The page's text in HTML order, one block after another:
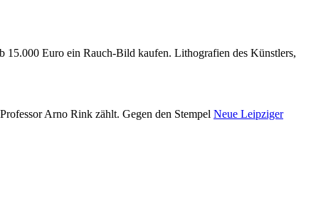
15.000 Euro ein Rauch-Bild kaufen. Lithografien des Künstlers,
Arno Rink zählt. Gegen den Stempel Neue Leipziger